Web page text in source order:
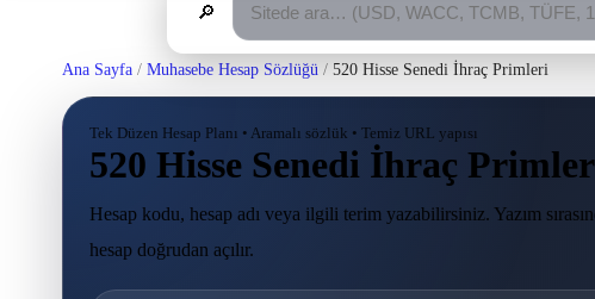
🔎
Ana Sayfa / Muhasebe Hesap Sözlüğü / 520 Hisse Senedi İhraç Primleri
Tek Düzen Hesap Planı • Aramalı sözlük • Temiz URL yapısı
520 Hisse Senedi İhraç
Hesap kodu, hesap adı veya ilgili terim yazabilirsiniz. Yazım
hesap doğrudan açılır.